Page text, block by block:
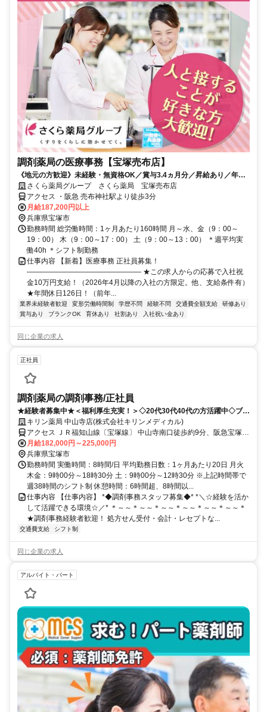
調剤薬局の医療事務【宝塚売布店】
《地元の方歓迎》未経験・無資格OK／賞与3.4ヵ月分／昇給あり／年休
126日（前年度実績）／平均有休取得数11.5日（2025度実績）
さくら薬局グループ さくら薬局 宝塚売布店
アクセス ・阪急 売布神社駅より徒歩3分
月給187,200円以上
兵庫県宝塚市
勤務時間 総労働時間：1ヶ月あたり160時間 月～水、金（9：00～
19：00） 木（9：00～17：00） 土（9：00～13：00） ＊週平均実
働40h ＊シフト制勤務
仕事内容 【新着】医療事務 正社員募集！
―――――――――――――――― ★この求人からの応募で入社祝
金10万円支給！（2026年4月以降の入社の方限定。他、支給条件有）
★年間休日126日！（前年...
業界未経験者歓迎 変形労働時間制 学歴不問 経験不問 交通費全額支給
研修あり
賞与あり
ブランクOK 育休あり 社割あり 入社祝い金あり
同じ企業の求人
正社員
調剤薬局の調剤事務/正社員
★経験者募集中★＜福利厚生充実！＞◇20代30代40代の方活躍中◇ブラ
ンクOK★調剤事務経験を活かして、安定の正社員へ◎
キリン薬局 中山寺店(株式会社キリンメディカル)
アクセス ＪＲ福知山線〔宝塚線〕 中山寺南口徒歩約9分、阪急宝塚本
線 中山観音南出口徒歩約17分、阪急宝塚本線 山本（兵庫県）北口徒
歩約17分
月給182,000円～225,000円
兵庫県宝塚市
勤務時間 実働時間：8時間/日 平均勤務日数：1ヶ月あたり20日 月火
木金：9時00分～18時30分 土：9時00分～12時30分 ※上記時間帯で
週38時間のシフト制 休憩時間：6時間超、8時間以...
仕事内容 【仕事内容】 *◆調剤事務スタッフ募集◆* *＼☆経験を活か
して活躍できる環境☆／* ＊～～＊～～＊～～＊～～＊～～＊～～＊
★調剤事務経験者歓迎！ 処方せん受付・会計・レセプトな...
交通費支給 シフト制
同じ企業の求人
アルバイト・パート